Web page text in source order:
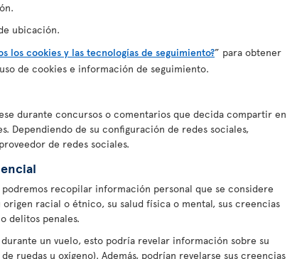
ubicación.
los cookies y las tecnologías de seguimiento?” para obtener
de cookies e información de seguimiento.
durante concursos o comentarios que decida compartir en
Dependiendo de su configuración de redes sociales,
de redes sociales.
recopilar información personal que se considere
racial o étnico, su salud física o mental, sus creencias
delitos penales.
un vuelo, esto podría revelar información sobre su
ruedas u oxígeno). Además, podrían revelarse sus creencias